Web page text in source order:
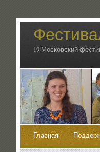
19 Московский
Главная